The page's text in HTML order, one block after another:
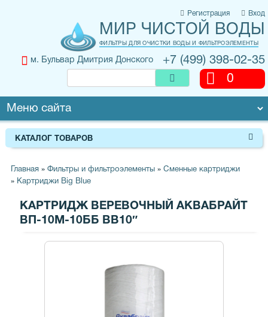
Регистрация Вход
МИР ЧИСТОЙ ВОДЫ
ФИЛЬТРЫ ДЛЯ ОЧИСТКИ ВОДЫ И ФИЛЬТРОЭЛЕМЕНТЫ
+7 (499) 398-02-35
м. Бульвар Дмитрия Донского
0
КАТАЛОГ ТОВАРОВ
Главная » Фильтры и фильтроэлементы » Сменные картриджи
» Картриджи Big Blue
КАРТРИДЖ ВЕРЕВОЧНЫЙ АКВАБРАЙТ
ВП-10М-10ББ ВВ10″